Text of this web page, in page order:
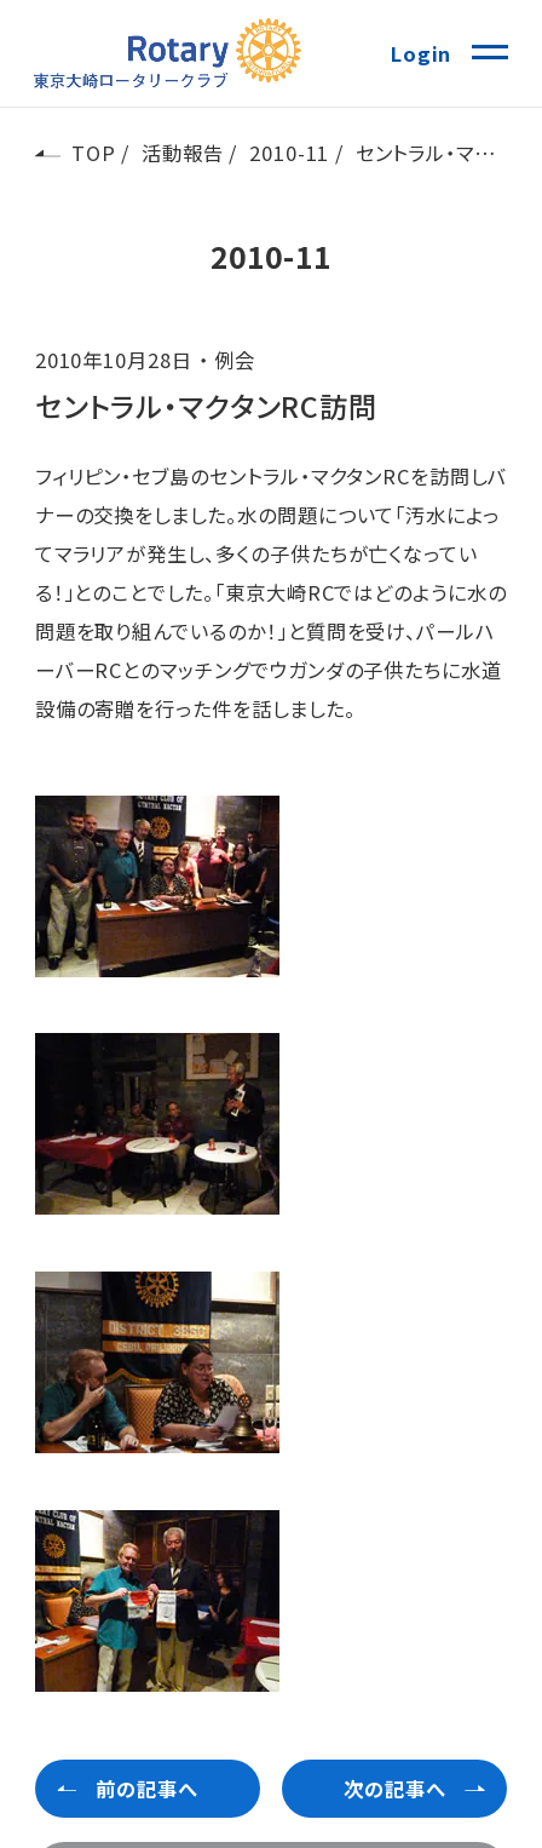
Login
TOP 活動報告 2010-11 セントラル・マクタンRC訪問
2010-11
2010年10月28日 例会
セントラル・マクタンRC訪問
フィリピン・セブ島のセントラル・マクタンRCを訪問しバ
ナーの交換をしました。水の問題について「汚水によっ
てマラリアが発生し、多くの子供たちが亡くなってい
る！」とのことでした。「東京大崎RCではどのように水の
問題を取り組んでいるのか！」と質問を受け、パールハ
ーバーRCとのマッチングでウガンダの子供たちに水道
設備の寄贈を行った件を話しました。
前の記事へ 次の記事へ